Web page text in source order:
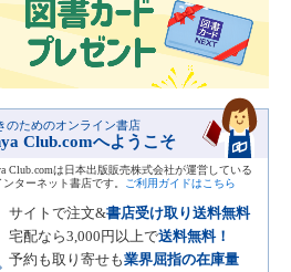
のためのオンライン書店
Club.comへようこそ
Club.comは日本出版販売株式会社が運営している
ンターネット書店です。
ご利用ガイドはこちら
サイトで注文&書店受け取り送料無料
宅配なら3,000円以上で送料無料！
予約も取り寄せも業界屈指の在庫量